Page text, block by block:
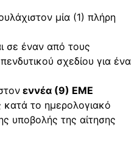
μία (1) πλήρη
σε έναν από τους
σχεδίου για ένα
εννέα (9) ΕΜΕ
κατά το ημερολογιακό
υποβολής της αίτησης